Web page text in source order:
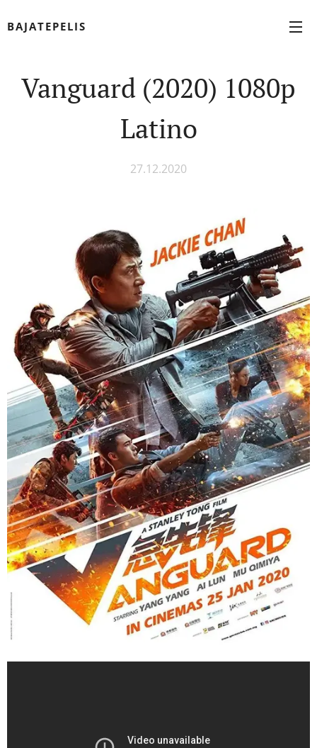
BAJATEPELIS
Vanguard (2020) 1080p
Latino
27.12.2020